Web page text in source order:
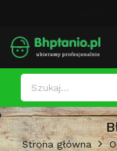
Strona główna